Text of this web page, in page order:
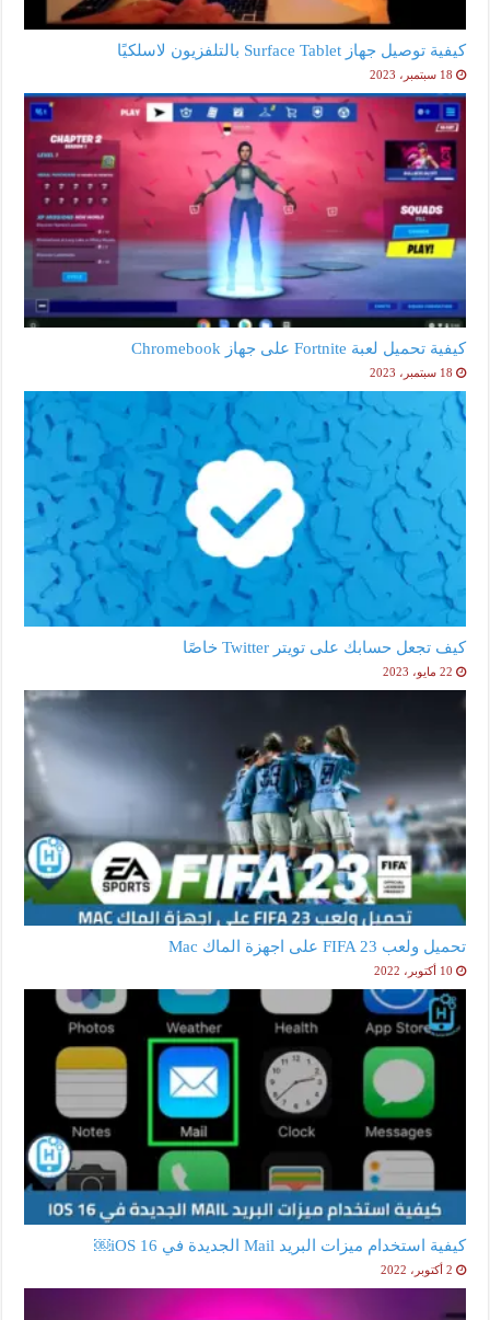
كيفية توصيل جهاز Surface Tablet بالتلفزيون لاسلكيًا
18 سبتمبر، 2023
كيفية تحميل لعبة Fortnite على جهاز Chromebook
18 سبتمبر، 2023
كيف تجعل حسابك على تويتر Twitter خاصًا
22 مايو، 2023
تحميل ولعب FIFA 23 على اجهزة الماك Mac
10 أكتوبر، 2022
كيفية استخدام ميزات البريد Mail الجديدة في iOS 16￼
2 أكتوبر، 2022